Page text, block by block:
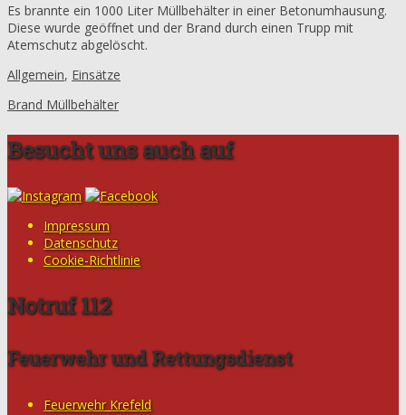
Es brannte ein 1000 Liter Müllbehälter in einer Betonumhausung.
Diese wurde geöffnet und der Brand durch einen Trupp mit
Atemschutz abgelöscht.
Allgemein, Einsätze
Brand Müllbehälter
Besucht uns auch auf
Impressum
Datenschutz
Cookie-Richtlinie
Notruf 112
Feuerwehr und Rettungsdienst
Feuerwehr Krefeld